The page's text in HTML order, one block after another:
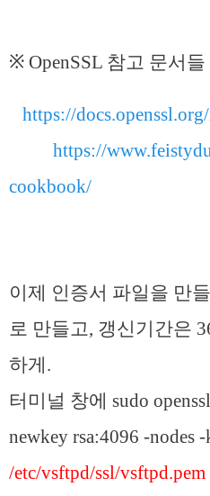
※ OpenSSL 참고 문서들
https://
https://
cookbook/
이제 인증서 파일을 만
로 만들고, 갱신기간은
하게.
터미널 창에 sudo
newkey rsa:4096 -nodes
/etc/vsftpd/ssl/vsftpd.pem